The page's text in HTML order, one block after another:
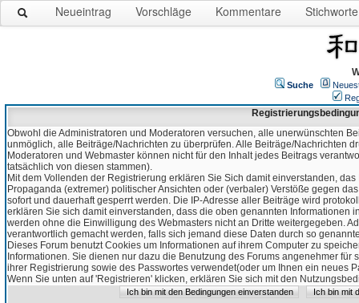
Neueintrag Vorschläge Kommentare Stichworte
Suche
Obwohl die Administratoren und Moderatoren versuchen, alle unerwünschten
unmöglich, alle Beiträge/Nachrichten zu überprüfen. Alle Beiträge/Nachrichten
Moderatoren und Webmaster können nicht für den Inhalt jedes Beitrags
tatsächlich von diesen stammen).
Mit dem Vollenden der Registrierung erklären Sie Sich damit einverstanden,
Propaganda (extremer) politischer Ansichten oder (verbaler) Verstöße gegen
sofort und dauerhaft gesperrt werden. Die IP-Adresse aller Beiträge wird
erklären Sie sich damit einverstanden, dass die oben genannten Informationen
werden ohne die Einwilligung des Webmasters nicht an Dritte weitergegeben.
verantwortlich gemacht werden, falls sich jemand diese Daten durch so
Dieses Forum benutzt Cookies um Informationen auf ihrem Computer zu
Informationen. Sie dienen nur dazu die Benutzung des Forums angenehmer
ihrer Registrierung sowie des Passwortes verwendet(oder um Ihnen ein neues
Wenn Sie unten auf 'Registrieren' klicken, erklären Sie sich mit den